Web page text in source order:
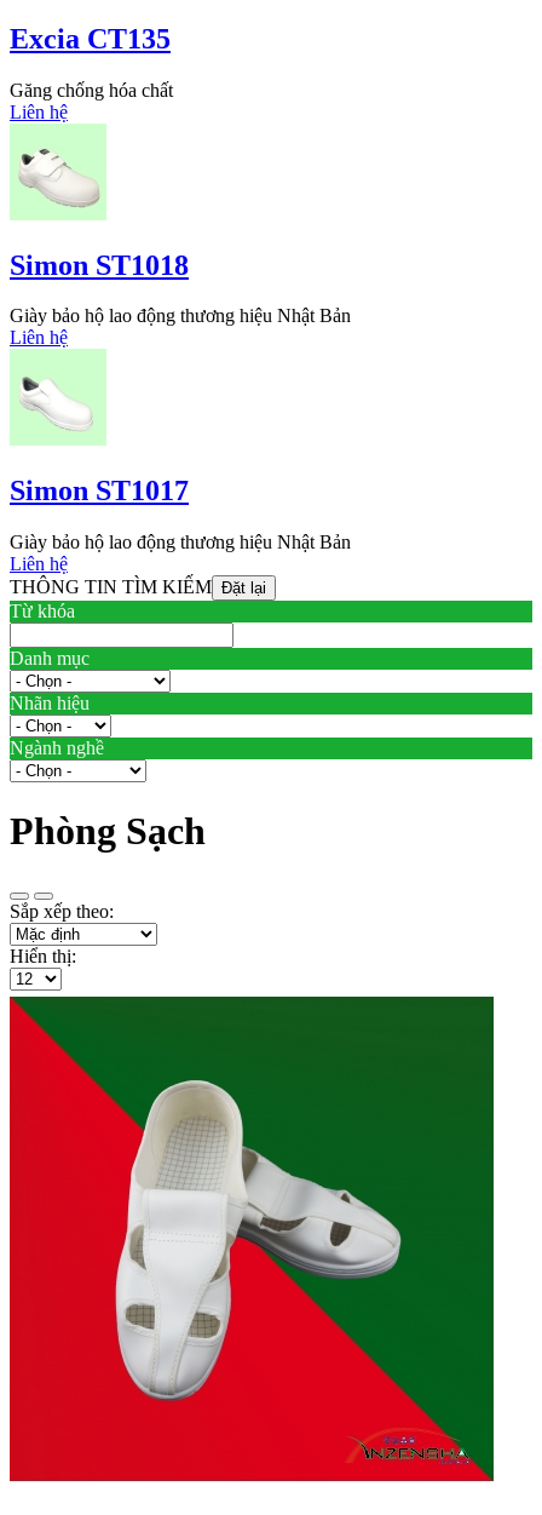
Excia CT135
Găng chống hóa chất
Liên hệ
Simon ST1018
Giày bảo hộ lao động thương hiệu Nhật Bản
Liên hệ
Simon ST1017
Giày bảo hộ lao động thương hiệu Nhật Bản
Liên hệ
THÔNG TIN TÌM KIẾM
Từ khóa
Danh mục
Nhãn hiệu
Ngành nghề
Phòng Sạch
Sắp xếp theo:
Hiển thị: